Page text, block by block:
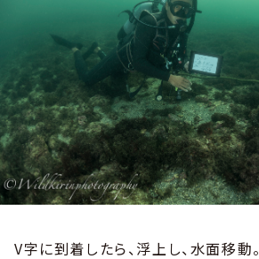
V字に到着したら、浮上し、水面移動。